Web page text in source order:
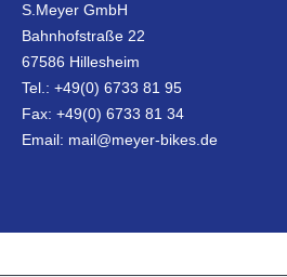
S.Meyer GmbH
Bahnhofstraße 22
67586 Hillesheim
Tel.: +49(0) 6733 81 95
Fax: +49(0) 6733 81 34
Email: mail@meyer-bikes.de